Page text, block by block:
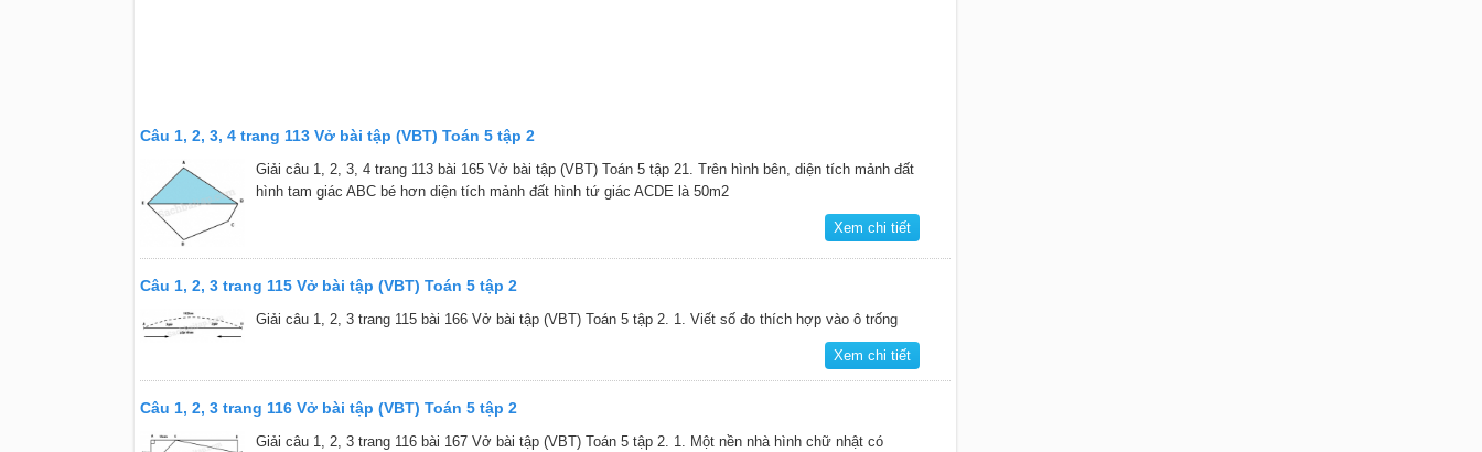
Câu 1, 2, 3, 4 trang 113 Vở bài tập (VBT) Toán 5 tập 2
Giải câu 1, 2, 3, 4 trang 113 bài 165 Vở bài tập (VBT) Toán 5 tập 21. Trên hình bên, diện tích mảnh đất
hình tam giác ABC bé hơn diện tích mảnh đất hình tứ giác ACDE là 50m2
Xem chi tiết
Câu 1, 2, 3 trang 115 Vở bài tập (VBT) Toán 5 tập 2
Giải câu 1, 2, 3 trang 115 bài 166 Vở bài tập (VBT) Toán 5 tập 2. 1. Viết số đo thích hợp vào ô trống
Xem chi tiết
Câu 1, 2, 3 trang 116 Vở bài tập (VBT) Toán 5 tập 2
Giải câu 1, 2, 3 trang 116 bài 167 Vở bài tập (VBT) Toán 5 tập 2. 1. Một nền nhà hình chữ nhật có